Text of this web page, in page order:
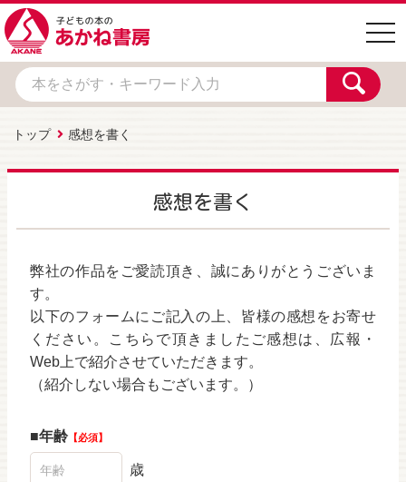
トップ 感想を書く
感想を書く
弊社の作品をご愛読頂き、誠にありがとうございま
す。
以下のフォームにご記入の上、皆様の感想をお寄せ
ください。こちらで頂きましたご感想は、広報・
Web上で紹介させていただきます。
（紹介しない場合もございます。）
年齢 必須
歳